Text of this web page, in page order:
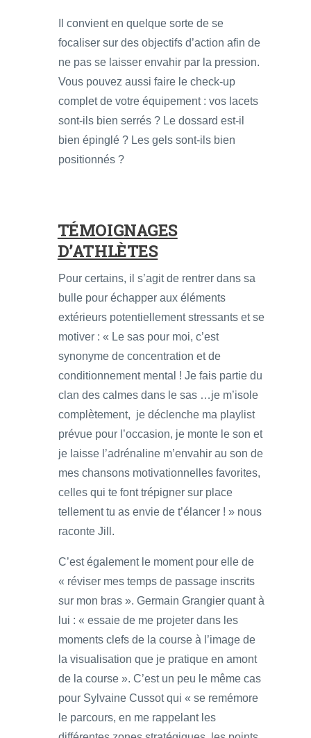
Il convient en quelque sorte de se
focaliser sur des objectifs d’action afin de
ne pas se laisser envahir par la pression.
Vous pouvez aussi faire le check-up
complet de votre équipement : vos lacets
sont-ils bien serrés ? Le dossard est-il
bien épinglé ? Les gels sont-ils bien
positionnés ?
TÉMOIGNAGES
D’ATHLÈTES
Pour certains, il s’agit de rentrer dans sa
bulle pour échapper aux éléments
extérieurs potentiellement stressants et se
motiver : « Le sas pour moi, c’est
synonyme de concentration et de
conditionnement mental ! Je fais partie du
clan des calmes dans le sas …je m’isole
complètement, je déclenche ma playlist
prévue pour l’occasion, je monte le son et
je laisse l’adrénaline m’envahir au son de
mes chansons motivationnelles favorites,
celles qui te font trépigner sur place
tellement tu as envie de t’élancer ! » nous
raconte Jill.
C’est également le moment pour elle de
« réviser mes temps de passage inscrits
sur mon bras ». Germain Grangier quant à
lui : « essaie de me projeter dans les
moments clefs de la course à l’image de
la visualisation que je pratique en amont
de la course ». C’est un peu le même cas
pour Sylvaine Cussot qui « se remémore
le parcours, en me rappelant les